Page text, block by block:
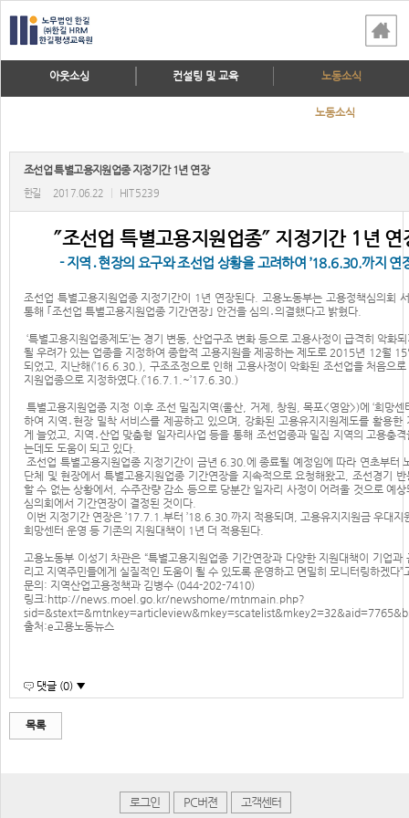
아웃소싱 컨설팅 및 교육 노동소식
노동소식
조선업 특별고용지원업종 지정기간 1년 연장
한길 2017.06.22 HIT 5239
˝조선업 특별고용지원업종˝ 지정기간 1년 연
- 지역․현장의 요구와 조선업 상황을 고려하여 ’18.6.30.까지 연
조선업 특별고용지원업종 지정기간이 1년 연장된다. 고용노동부는 고용정책심의회
통해 ｢조선업 특별고용지원업종 기간연장｣ 안건을 심의․의결했다고 밝혔다.
‘특별고용지원업종제도’는 경기 변동, 산업구조 변화 등으로 고용사정이 급격히 악화
될 우려가 있는 업종을 지정하여 종합적 고용지원을 제공하는 제도로 2015년 12월 15
되었고, 지난해(’16.6.30.), 구조조정으로 인해 고용사정이 악화된 조선업을 처음으로
지원업종으로 지정하였다.(’16.7.1.~’17.6.30.)
특별고용지원업종 지정 이후 조선 밀집지역(울산, 거제, 창원, 목포<영암>)에 ‘희망센
하여 지역․현장 밀착 서비스를 제공하고 있으며, 강화된 고용유지지원제도를 활용한
게 늘었고, 지역․산업 맞춤형 일자리사업 등을 통해 조선업종과 밀집 지역의 고용충
는데도 도움이 되고 있다.
조선업 특별고용지원업종 지정기간이 금년 6.30.에 종료될 예정임에 따라 연초부터
단체 및 현장에서 특별고용지원업종 기간연장을 지속적으로 요청해왔고, 조선경기
할 수 없는 상황에서, 수주잔량 감소 등으로 당분간 일자리 사정이 어려울 것으로 예
심의회에서 기간연장이 결정된 것이다.
이번 지정기간 연장은 ’17.7.1.부터 ’18.6.30.까지 적용되며, 고용유지지원금 우대지
희망센터 운영 등 기존의 지원대책이 1년 더 적용된다.
고용노동부 이성기 차관은 “특별고용지원업종 기간연장과 다양한 지원대책이 기업과
리고 지역주민들에게 실질적인 도움이 될 수 있도록 운영하고 면밀히 모니터링하겠다”
문의: 지역산업고용정책과 김병수 (044-202-7410)
링크: http://news.moel.go.kr/newshome/mtnmain.php?
출처:e고용노동뉴스
댓글 (0) ▼
목록
로그인 PC버젼 고객센터